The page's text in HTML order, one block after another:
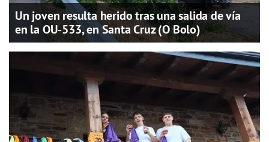
Un joven resulta herido tras una salida de vía
en la OU-533, en Santa Cruz (O Bolo)